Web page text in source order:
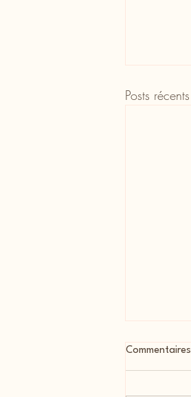
Posts récents
Commentaires